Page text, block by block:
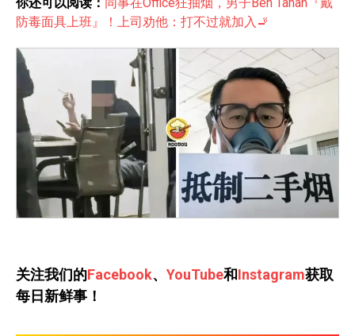
防毒面具上班』！上司劝他：打不过就加入🚬
关注我们的Facebook、 YouTube和Instagram获取
每日新鲜事！